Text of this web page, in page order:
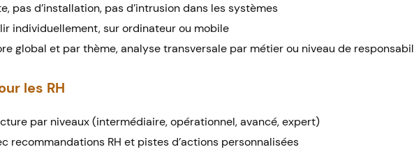
pas d’installation, pas d’intrusion dans les systèmes
individuellement, sur ordinateur ou mobile
global et par thème, analyse transversale par métier ou niveau de
les RH
par niveaux (intermédiaire, opérationnel, avancé, expert)
recommandations RH et pistes d’actions personnalisées